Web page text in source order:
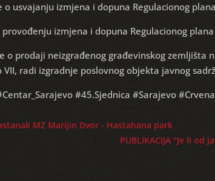
o usvajanju izmjena i dopuna Regulacionog
izmjena i dopuna Regulacionog
o prodaji neizgrađenog građevinskog zemljišta
VII, radi izgradnje poslovnog objekta javnog
#45.Sjednica #Sarajevo #Crvena
MZ Marijin Dvor - Hastahana park
PUBLIKACIJA "Je li